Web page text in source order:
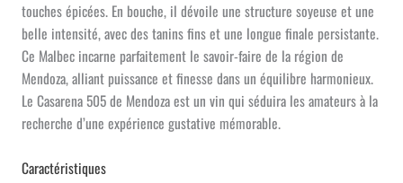
touches épicées. En bouche, il dévoile une structure soyeuse et une
belle intensité, avec des tanins fins et une longue finale persistante.
Ce Malbec incarne parfaitement le savoir-faire de la région de
Mendoza, alliant puissance et finesse dans un équilibre harmonieux.
Le Casarena 505 de Mendoza est un vin qui séduira les amateurs à la
recherche d’une expérience gustative mémorable.
Caractéristiques